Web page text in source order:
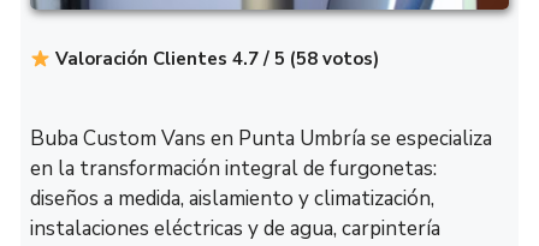
Valoración Clientes 4.7 / 5 (58 votos)
Buba Custom Vans en Punta Umbría se especializa
en la transformación integral de furgonetas:
diseños a medida, aislamiento y climatización,
instalaciones eléctricas y de agua, carpintería